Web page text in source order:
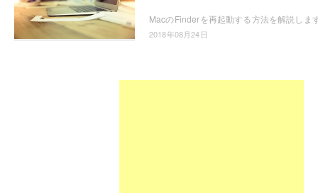
2018年08月24日